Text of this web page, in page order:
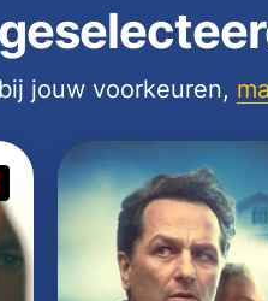
jouw voorkeuren,